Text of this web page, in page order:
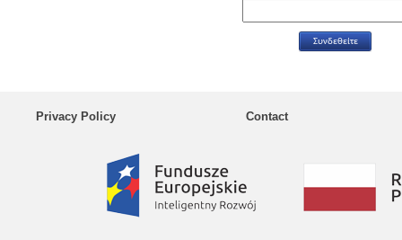
Privacy Policy Contact